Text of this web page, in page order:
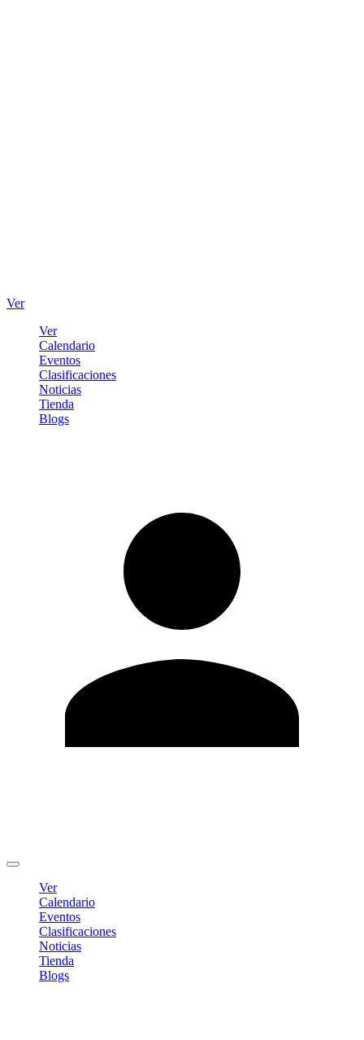
Ver
Ver
Calendario
Eventos
Clasificaciones
Noticias
Tienda
Blogs
Ver
Calendario
Eventos
Clasificaciones
Noticias
Tienda
Blogs